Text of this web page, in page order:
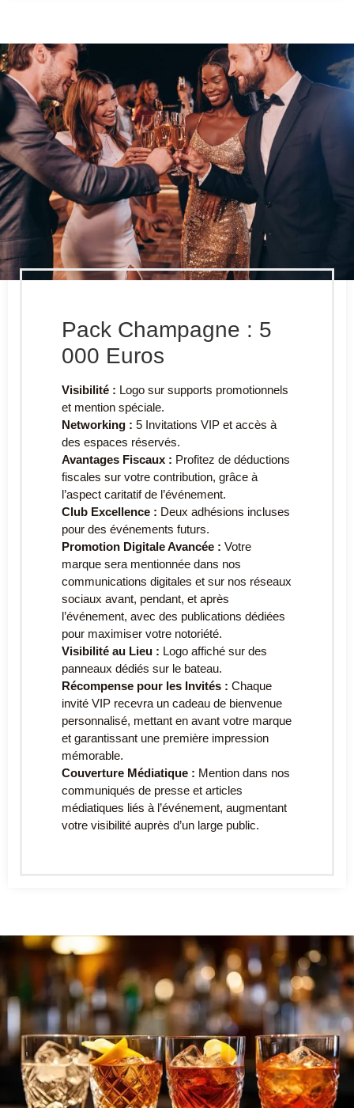
Pack Champagne : 5
000 Euros
Visibilité : Logo sur supports promotionnels
et mention spéciale.
Networking : 5 Invitations VIP et accès à
des espaces réservés.
Avantages Fiscaux : Profitez de déductions
fiscales sur votre contribution, grâce à
l’aspect caritatif de l’événement.
Club Excellence : Deux adhésions incluses
pour des événements futurs.
Promotion Digitale Avancée : Votre
marque sera mentionnée dans nos
communications digitales et sur nos réseaux
sociaux avant, pendant, et après
l’événement, avec des publications dédiées
pour maximiser votre notoriété.
Visibilité au Lieu : Logo affiché sur des
panneaux dédiés sur le bateau.
Récompense pour les Invités : Chaque
invité VIP recevra un cadeau de bienvenue
personnalisé, mettant en avant votre marque
et garantissant une première impression
mémorable.
Couverture Médiatique : Mention dans nos
communiqués de presse et articles
médiatiques liés à l’événement, augmentant
votre visibilité auprès d’un large public.